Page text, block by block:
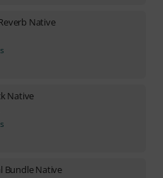
Native
Native
Bundle Native